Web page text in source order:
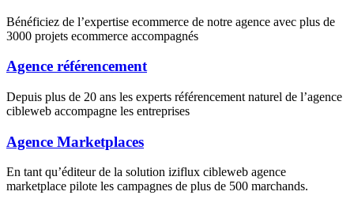
Bénéficiez de l’expertise ecommerce de notre agence avec plus de
3000 projets ecommerce accompagnés
Agence référencement
Depuis plus de 20 ans les experts référencement naturel de l’agence
cibleweb accompagne les entreprises
Agence Marketplaces
En tant qu’éditeur de la solution iziflux cibleweb agence
marketplace pilote les campagnes de plus de 500 marchands.